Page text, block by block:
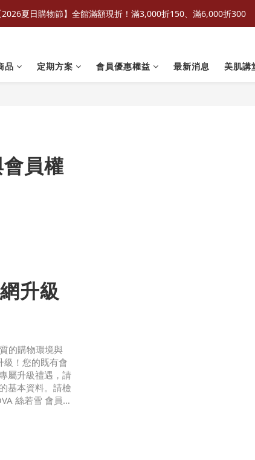
2026夏日購物節】全館滿額現折！滿3,000折150、滿6,000折300
品 定期方案 會員優惠權益 最新消息 美肌講
員權
升級
的購物環境與
級！您的既有會
屬升級禮遇，請
基本資料。請檢
絲若雪 會員